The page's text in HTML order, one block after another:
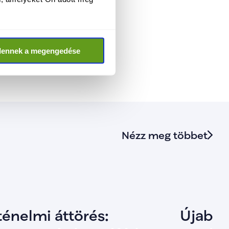
a megengedése
a közösségi
Nézz meg többet
áttörés:
Újabb